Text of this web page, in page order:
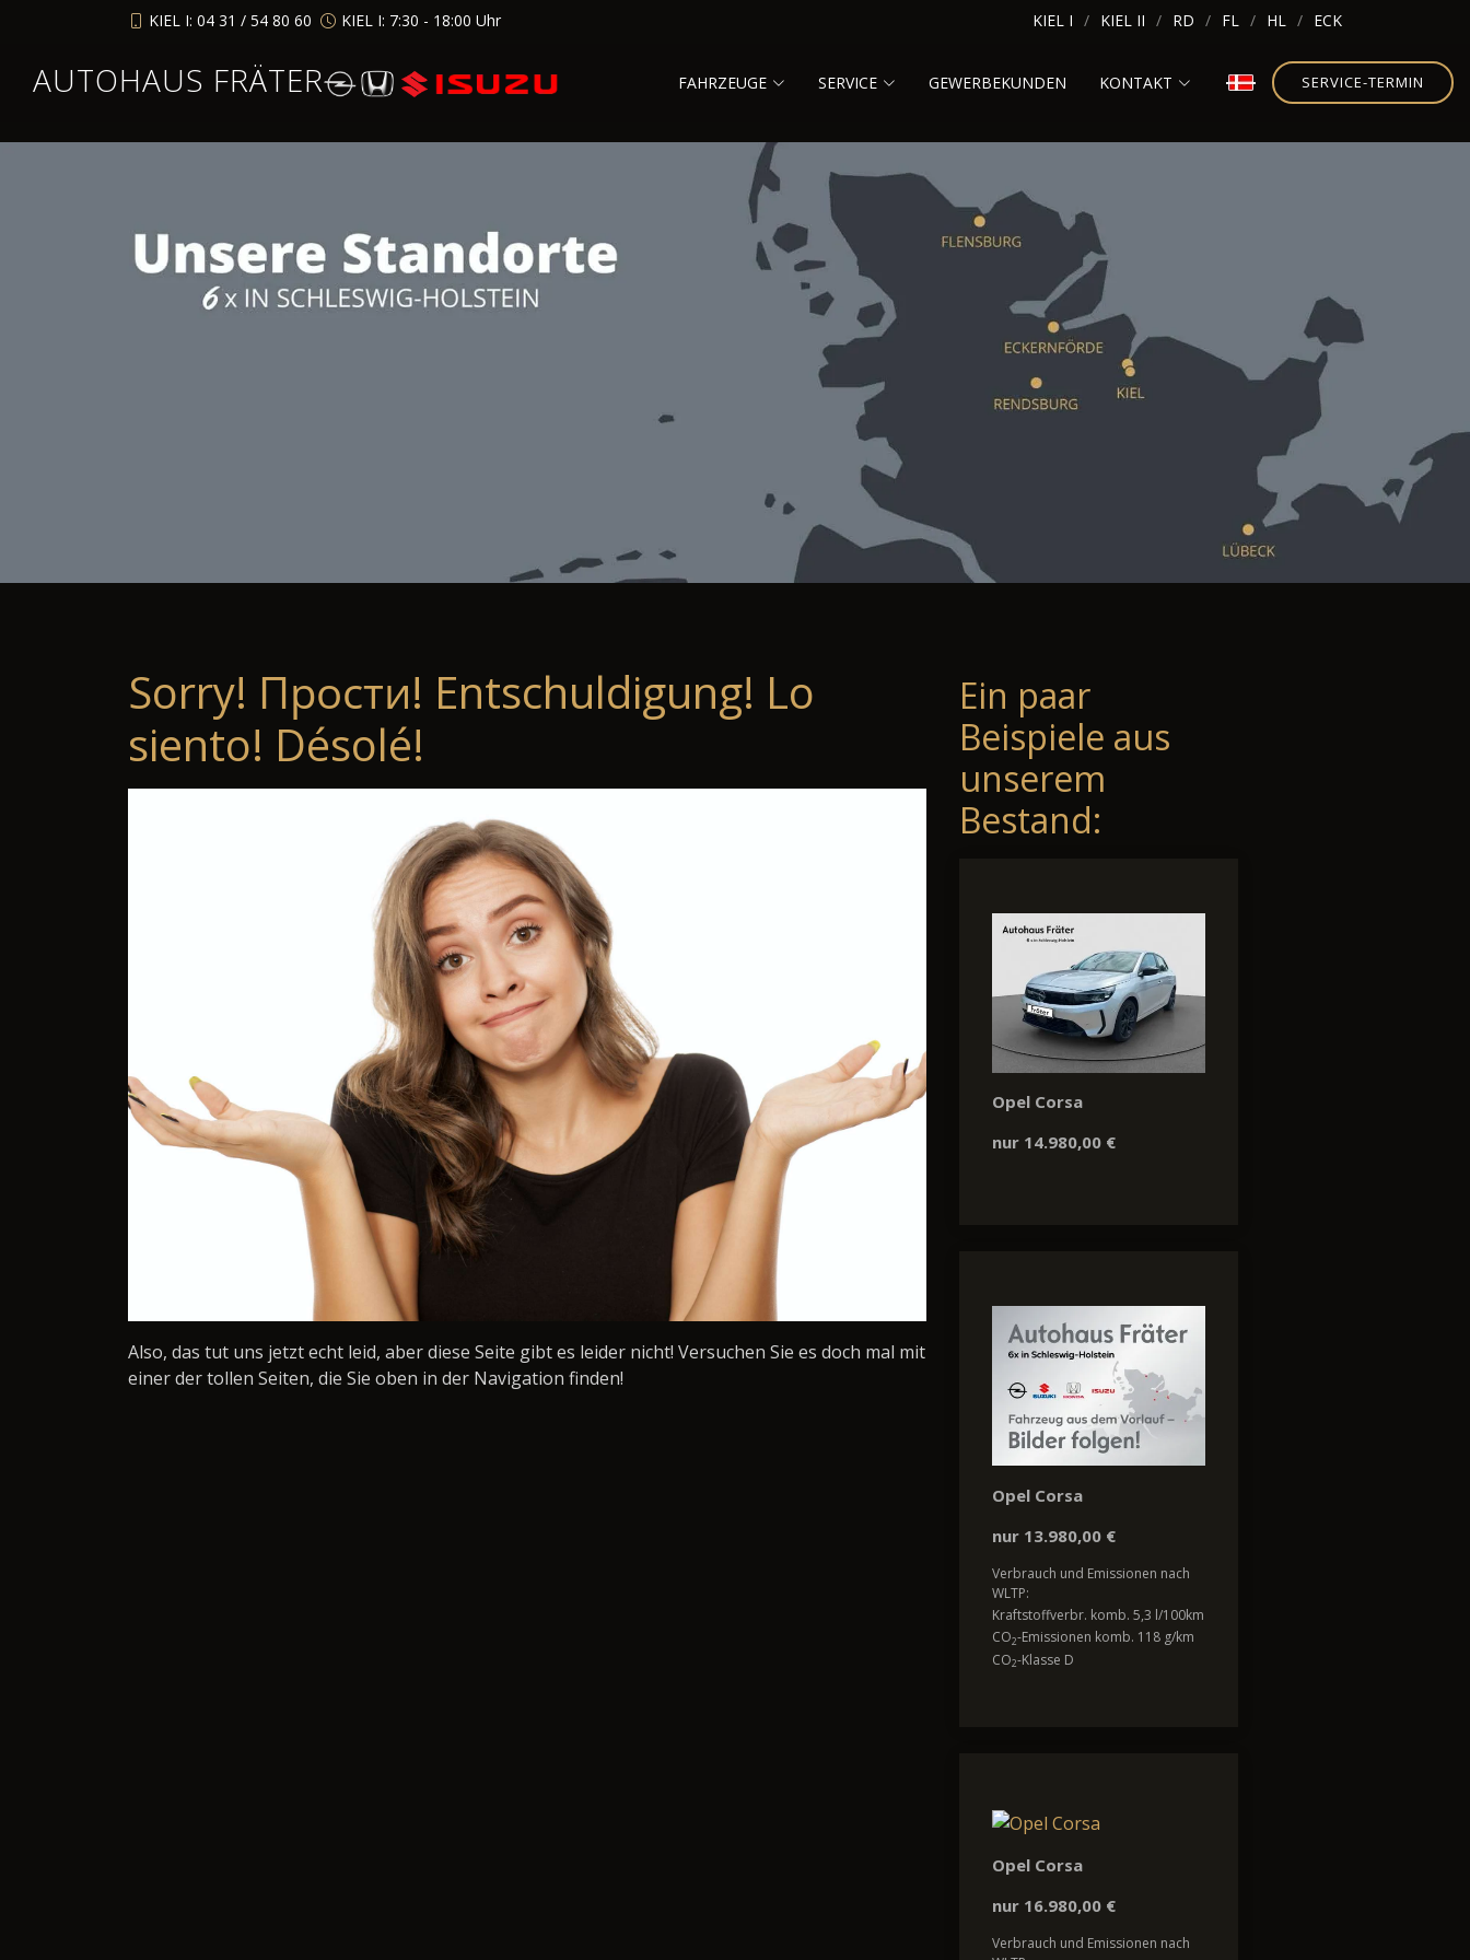
KIEL I: 04 31 / 54 80 60 KIEL I: 7:30 - 18:00 Uhr KIEL I KIEL II RD FL HL ECK
AUTOHAUS FRÄTER FAHRZEUGE SERVICE GEWERBEKUNDEN KONTAKT SERVICE-TERMIN
Sorry! Прости! Entschuldigung! Lo
siento! Désolé!
Also, das tut uns jetzt echt leid, aber diese Seite gibt es leider nicht! Versuchen Sie es doch mal mit
einer der tollen Seiten, die Sie oben in der Navigation finden!
Ein paar
Beispiele aus
unserem
Bestand:
Opel Corsa
nur 14.980,00 €
Opel Corsa
nur 13.980,00 €
Verbrauch und Emissionen nach
WLTP:
Kraftstoffverbr. komb. 5,3 l/100km
CO2-Emissionen komb. 118 g/km
CO2-Klasse D
Opel Corsa
nur 16.980,00 €
Verbrauch und Emissionen nach